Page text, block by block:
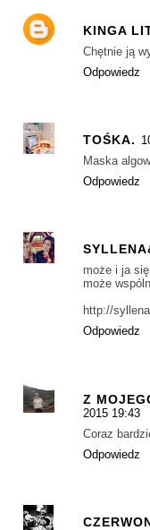
KINGA
Chętnie ją
Odpowiedz
TOŚKA.
Maska
Odpowiedz
może i ja
może
http://
Odpowiedz
Z
2015 19:43
Coraz
Odpowiedz